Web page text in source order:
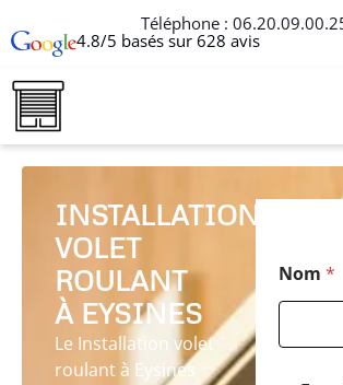
Téléphone :
4.8/5 basés sur 628 avis
INSTALLATION
VOLET
ROULANT
À EYSINES
Le Installation volet
roulant à Eysines
N
o
C
Nom *